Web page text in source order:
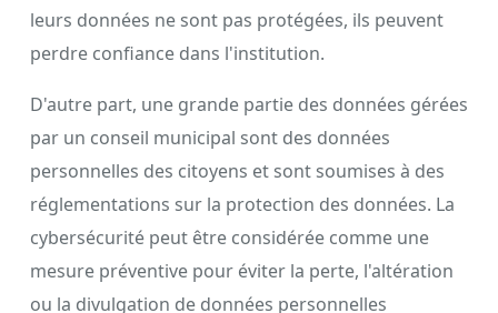
leurs données ne sont pas protégées, ils peuvent
perdre confiance dans l'institution.
D'autre part, une grande partie des données gérées
par un conseil municipal sont des données
personnelles des citoyens et sont soumises à des
réglementations sur la protection des données. La
cybersécurité peut être considérée comme une
mesure préventive pour éviter la perte, l'altération
ou la divulgation de données personnelles